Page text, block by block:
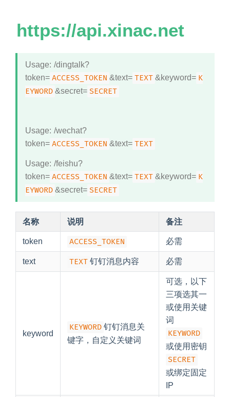
https://api.xinac.net
Usage: /dingtalk?
token= ACCESS_TOKEN &text= TEXT &keyword= K
EYWORD &secret= SECRET
Usage: /wechat?
token= ACCESS_TOKEN &text= TEXT
Usage: /feishu?
token= ACCESS_TOKEN &text= TEXT &keyword= K
EYWORD &secret= SECRET
名称 说明 备注
token ACCESS_TOKEN 必需
text TEXT 钉钉消息内容 必需
keyword
KEYWORD 钉钉消息关
键字，自定义关键词
可选，以下
三项选其一
或使用关键
词
KEYWORD
或使用密钥
SECRET
或绑定固定
IP